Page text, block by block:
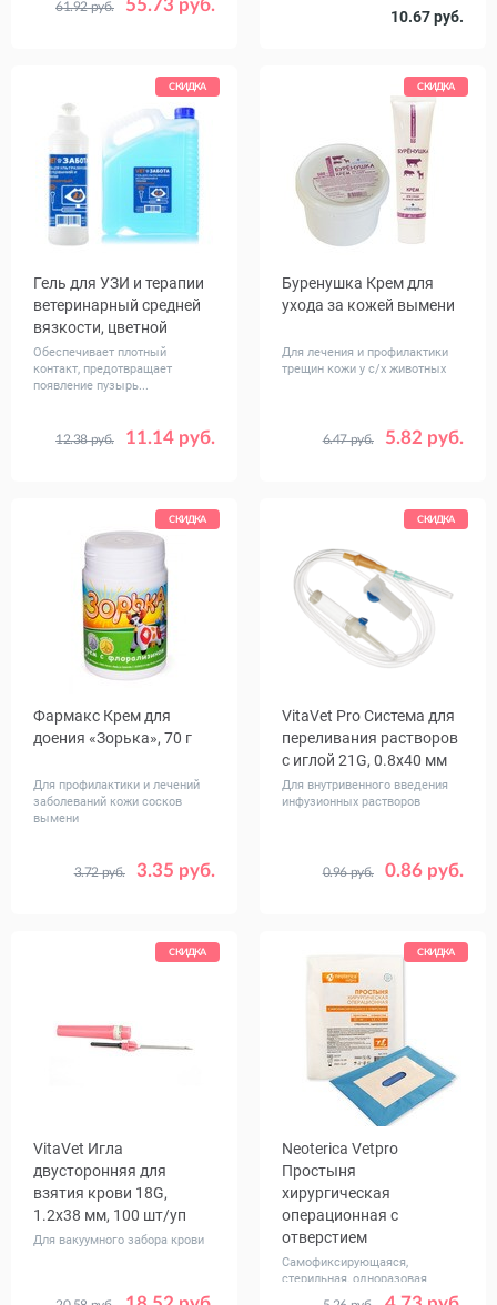
55.73 руб.
61.92 руб.
Размер
1.25 см x 6.5 м
3.8 см x 6.5 м
5 см x 6.5 м
8.8 см x 6.5 м
10.67 руб.
СКИДКА
Гель для УЗИ и терапии
ветеринарный средней
вязкости, цветной
Обеспечивает плотный
контакт, предотвращает
появление пузырь...
11.14 руб.
12.38 руб.
Вес, кг 0.25 5
СКИДКА
Буренушка Крем для
ухода за кожей вымени
Для лечения и профилактики
трещин кожи у с/х животных
5.82 руб.
6.47 руб.
Объем,
100 500
СКИДКА
Фармакс Крем для
доения «Зорька», 70 г
Для профилактики и лечений
заболеваний кожи сосков
вымени
3.35 руб.
3.72 руб.
СКИДКА
VitaVet Pro Cистема для
переливания растворов
с иглой 21G, 0.8x40 мм
Для внутривенного введения
инфузионных растворов
0.86 руб.
0.96 руб.
СКИДКА
VitaVet Игла
двусторонняя для
взятия крови 18G,
1.2x38 мм, 100 шт/уп
Для вакуумного забора крови
СКИДКА
Neoterica Vetpro
Простыня
хирургическая
операционная с
отверстием
Самофиксирующаяся,
стерильная, одноразовая